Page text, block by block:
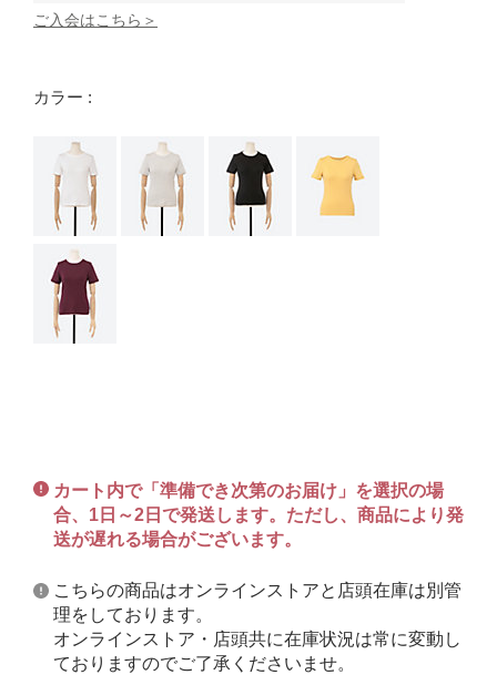
ご入会はこちら＞
カラー :
カート内で「準備でき次第のお届け」を選択の場
合、1日～2日で発送します。ただし、商品により発
送が遅れる場合がございます。
こちらの商品はオンラインストアと店頭在庫は別管
理をしております。
オンラインストア・店頭共に在庫状況は常に変動し
ておりますのでご了承くださいませ。